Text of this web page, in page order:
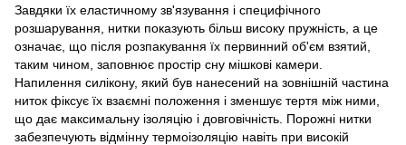
Завдяки їх еластичному зв'язування і специфічного
розшарування, нитки показують більш високу пружність, а це
означає, що після розпакування їх первинний об'єм взятий,
таким чином, заповнює простір сну мішкові камери.
Напилення силікону, який був нанесений на зовнішній частина
ниток фіксує їх взаємні положення і зменшує тертя між ними,
що дає максимальну ізоляцію і довговічність. Порожні нитки
забезпечують відмінну термоізоляцію навіть при високій